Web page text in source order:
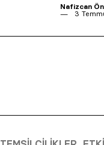
Nafizcan
3